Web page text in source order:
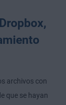
archivos con
que se hayan